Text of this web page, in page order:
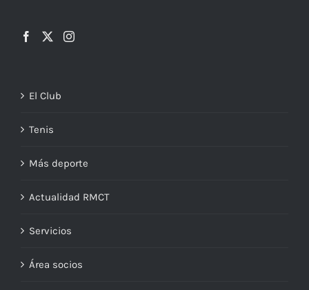
El Club
Tenis
Más deporte
Actualidad RMCT
Servicios
Área socios